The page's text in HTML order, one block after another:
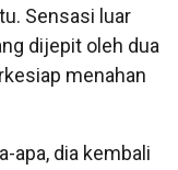
Sensasi luar
dijepit oleh dua
menahan
apa, dia kembali